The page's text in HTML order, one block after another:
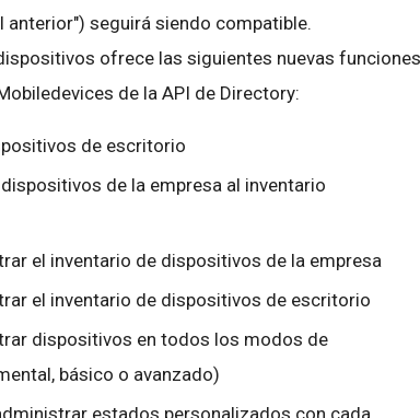
seguirá siendo compatible.
ofrece las siguientes nuevas
de la API de Directory:
de escritorio
de la empresa al inventario
el inventario de dispositivos de la empresa
el inventario de dispositivos de escritorio
dispositivos en todos los modos de
básico o avanzado)